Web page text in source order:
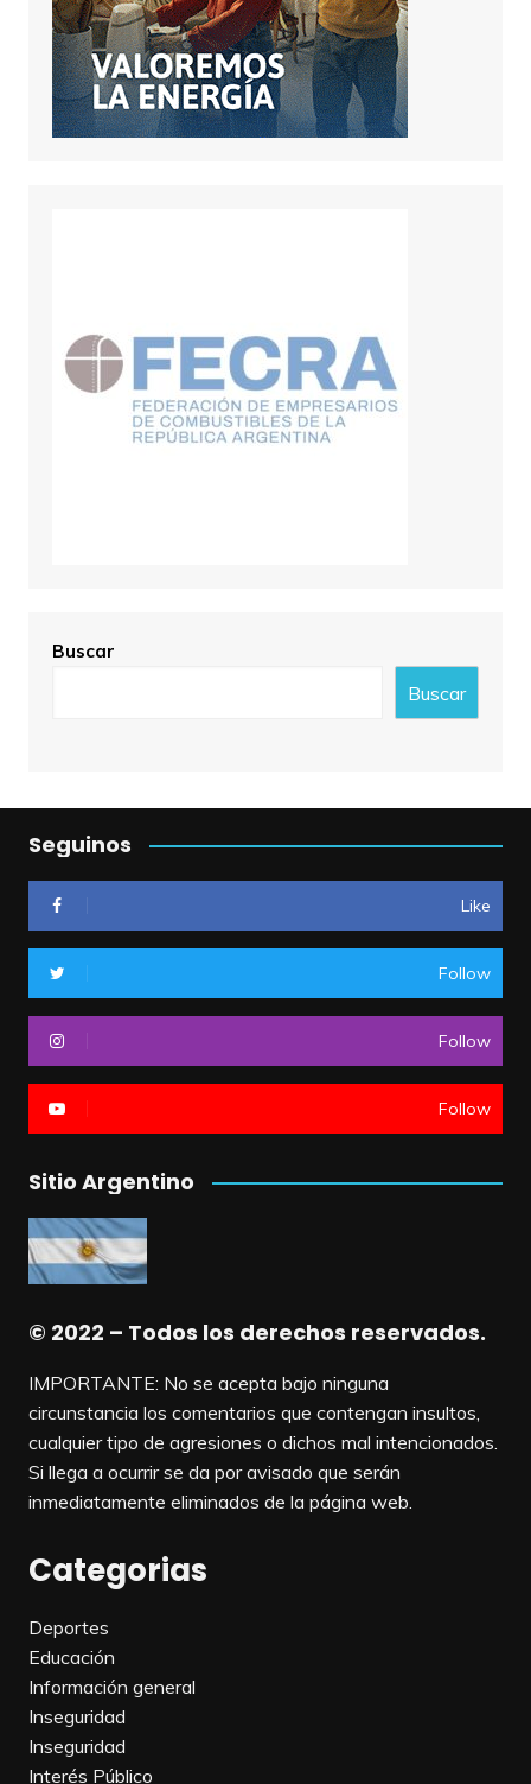
Buscar
Buscar
Seguinos
Like
Follow
Follow
Follow
Sitio Argentino
© 2022 – Todos los derechos reservados.
IMPORTANTE: No se acepta bajo ninguna
circunstancia los comentarios que contengan insultos,
cualquier tipo de agresiones o dichos mal intencionados.
Si llega a ocurrir se da por avisado que serán
inmediatamente eliminados de la página web.
Categorias
Deportes
Educación
Información general
Inseguridad
Inseguridad
Interés Público